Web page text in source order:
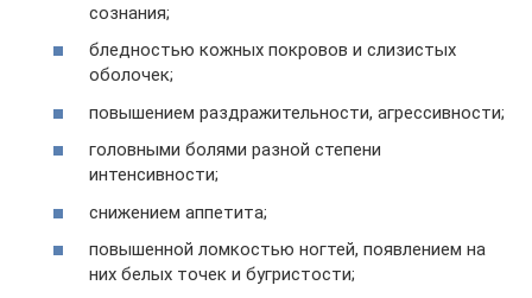
сознания;
бледностью кожных покровов и слизистых
оболочек;
повышением раздражительности, агрессивности;
головными болями разной степени
интенсивности;
снижением аппетита;
повышенной ломкостью ногтей, появлением на
них белых точек и бугристости;